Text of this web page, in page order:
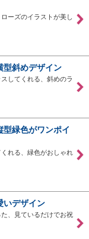
ーズのイラストが美し
型斜めデザイン
してくれる、斜めのラ
型緑色がワンポイ
れる、緑色がおしゃれ
いデザイン
、見ているだけでお祝